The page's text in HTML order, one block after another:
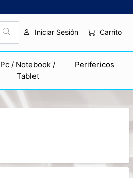
Iniciar Sesión Carrito
Pc / Notebook /
Tablet
Perifericos